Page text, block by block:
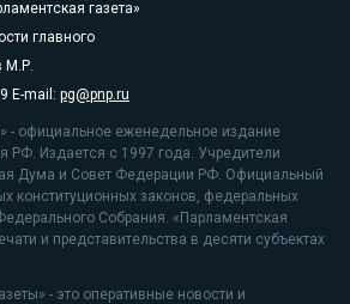
газета»
главного
М.Р.
E-mail: pg@pnp.ru
- официальное еженедельное издание
РФ. Издается с 1997 года. Учредители
Дума и Совет Федерации РФ. Официальный
конституционных законов, федеральных
Собрания. «Парламентская
и представительства в десяти субъектах
- это оперативные новости и